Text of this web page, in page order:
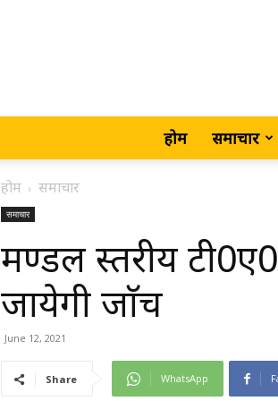
होम समाचार
होम समाचार
समाचार
मण्डल स्तरीय
जायेगी जाॅच
June 12, 2021
Share WhatsApp